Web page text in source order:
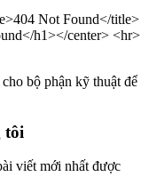
Not Found</title>
h1></center> <hr>
bộ phận kỹ thuật để
tôi
viết mới nhất được